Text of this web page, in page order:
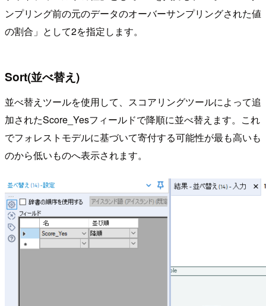
ンプリング前の元のデータのオーバーサンプリングされた値
の割合」として2を指定します。
Sort(並べ替え)
並べ替えツールを使用して、スコアリングツールによって追
加されたScore_Yesフィールドで降順に並べ替えます。これ
でフォレストモデルに基づいて寄付する可能性が最も高いも
のから低いものへ表示されます。